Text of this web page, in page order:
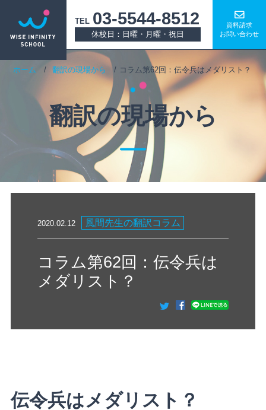
TEL 03-5544-8512
休校日：日曜・月曜・祝日
資料請求
お問い合わせ
ホーム 翻訳の現場から コラム第62回：伝令兵はメダリスト？
翻訳の現場から
2020.02.12 風間先生の翻訳コラム
コラム第62回：伝令兵は
メダリスト？
伝令兵はメダリスト？